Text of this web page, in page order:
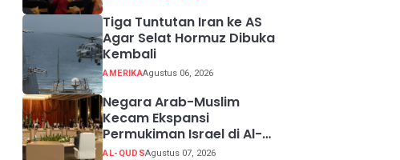
Tiga Tuntutan Iran ke AS
Agar Selat Hormuz Dibuka
Kembali
AMERIKAAgustus 06, 2026
Negara Arab-Muslim
Kecam Ekspansi
Permukiman Israel di Al-
Quds Timur
AL-QUDSAgustus 07, 2026